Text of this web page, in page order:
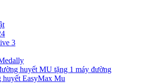
3
huyết MU tặng 1 máy đường
huyết EasyMax Mu